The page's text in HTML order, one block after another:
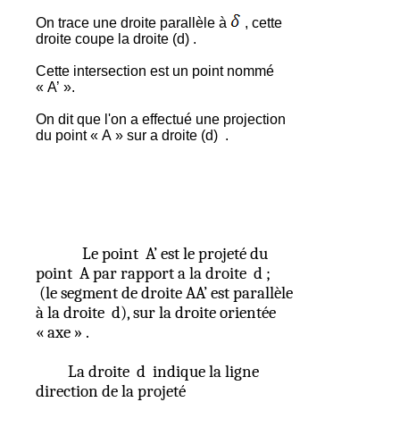
On trace une droite parallèleà
, cette
droite coupe la droite (d) .
Cette intersection est un point nommé
« A’ ».
On dit que l'on a effectué une projection
du point « A » sura droite (d) .
Le point A’ est le projeté du
point A par rapportala droite d ;
(le segment de droite AA’ est parallèle
à la droite d), sur la droite orientée
« axe » .
La droite d indique la ligne
direction de la projeté